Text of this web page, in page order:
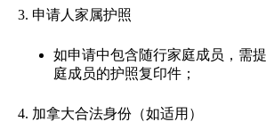
3. 申请人家属护照
如申请中包含随行家庭成员，需
庭成员的护照复印件；
4. 加拿大合法身份（如适用）